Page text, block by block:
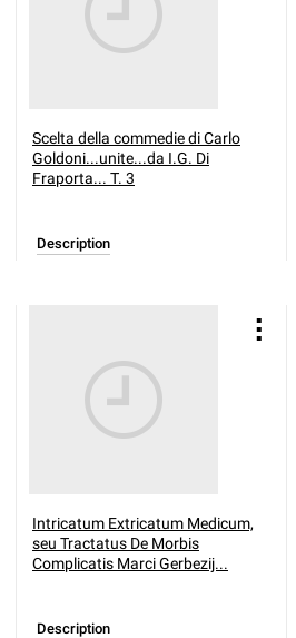
Scelta della commedie di Carlo
Goldoni...unite...da I.G. Di
Fraporta... T. 3
Description
Intricatum Extricatum Medicum,
seu Tractatus De Morbis
Complicatis Marci Gerbezij...
Description